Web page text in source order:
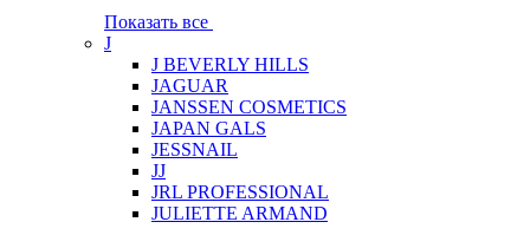
Показать все
J
J BEVERLY HILLS
JAGUAR
JANSSEN COSMETICS
JAPAN GALS
JESSNAIL
JJ
JRL PROFESSIONAL
JULIETTE ARMAND